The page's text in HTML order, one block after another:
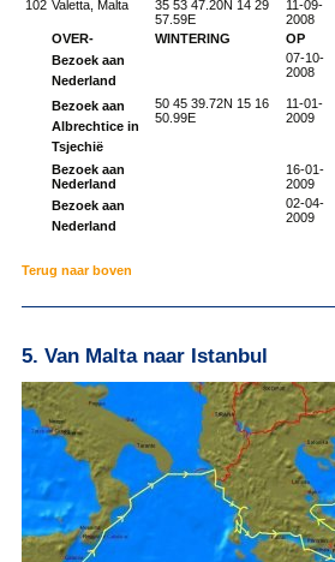
102 Valetta, Malta
35 53 47.20N 14 29
57.59E
11-09-
2008
OVER- WINTERING OP
Bezoek aan
Nederland
07-10-
2008
Bezoek aan
Albrechtice in
Tsjechië
50 45 39.72N 15 16
50.99E
11-01-
2009
Bezoek aan
Nederland
16-01-
2009
Bezoek aan
Nederland
02-04-
2009
Terug naar boven
5. Van Malta naar Istanbul